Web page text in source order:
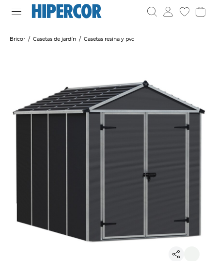
Bricor Casetas de jardín Casetas resina y pvc